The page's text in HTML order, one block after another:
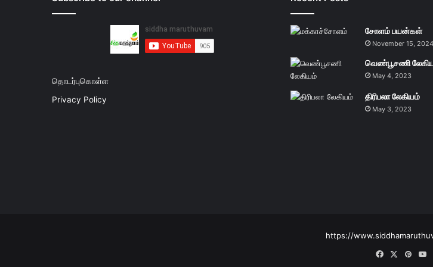
தொடர்புகொள்ள
Privacy Policy
சோளம் பயன்கள்
November 15, 2024
வெண்பூசணி
May 4, 2023
திரிபலா லேகியம்
May 3, 2023
https://
Facebook